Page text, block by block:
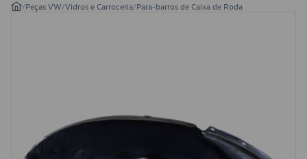
/Peças VW/Vidros e Carroceria/Para-barros de Caixa de Roda